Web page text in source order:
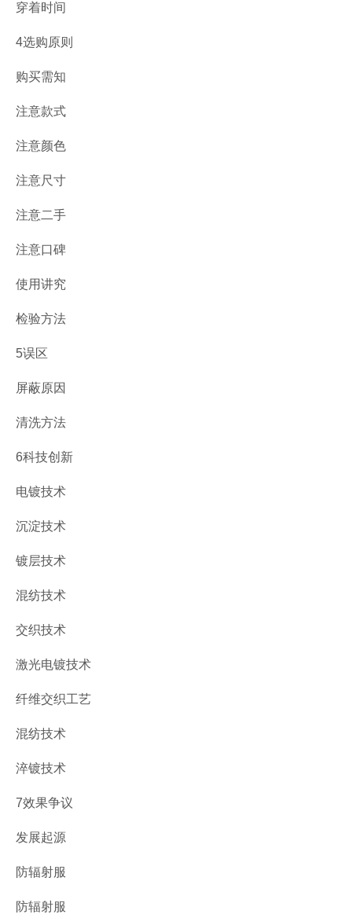
穿着时间
4选购原则
购买需知
注意款式
注意颜色
注意尺寸
注意二手
注意口碑
使用讲究
检验方法
5误区
屏蔽原因
清洗方法
6科技创新
电镀技术
沉淀技术
镀层技术
混纺技术
交织技术
激光电镀技术
纤维交织工艺
混纺技术
淬镀技术
7效果争议
发展起源
防辐射服
防辐射服